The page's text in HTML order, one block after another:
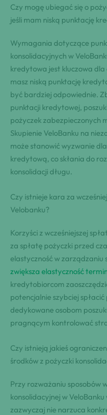
Czy mogę ubiegać się o
jeśli mam niską punktację
Wymagania dotyczące
konsolidacyjnych w
kredytowa jest kluczowa
masz niską punktację
być bardziej odpowiednie.
punktacji kredytowej,
pożyczek zabezpieczonych
Skupienie VeloBanku na
może stanowić wyzwanie
kredytową, co skłania do
konsolidacji długu.
Czy istnieje kara za
Velobanku?
Korzyści z wcześniejszej
za spłatę pożyczki przed
elastyczność w zarządzaniu
zwiększa elastyczność
kredytobiorcom
potencjalnie szybciej
dedykowane osobom
pragnącym kontrolować
Czy istnieją jakieś
środków z pożyczki
Przy rozważaniu sposobów
konsolidacyjnej w
zazwyczaj nie narzuca